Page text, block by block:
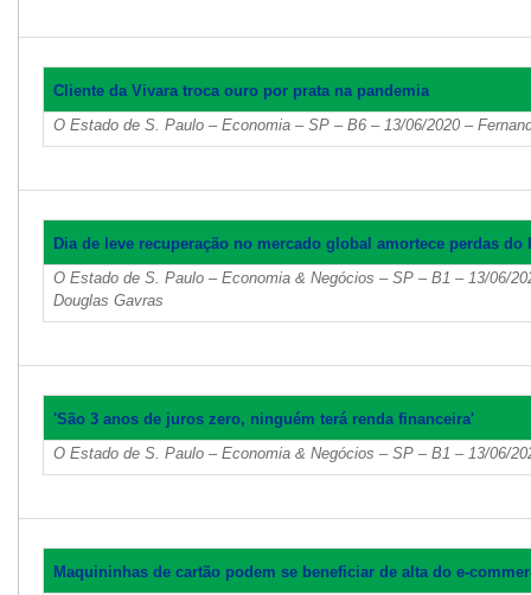
Cliente da Vivara troca ouro por prata na pandemia
O Estado de S. Paulo – Economia – SP – B6 – 13/06/2020 –
Dia de leve recuperação no mercado global amortece perdas do
O Estado de S. Paulo – Economia & Negócios – SP – B1 – 13/06/
Douglas Gavras
'São 3 anos de juros zero, ninguém terá renda financeira'
O Estado de S. Paulo – Economia & Negócios – SP – B1 – 13/06/
Maquininhas de cartão podem se beneficiar de alta do e-